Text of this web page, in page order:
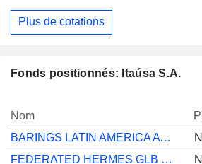
Plus de cotations
Fonds positionnés: Itaúsa S.A.
Nom
BARINGS LATIN AMERICA A USD INC
FEDERATED HERMES GLB EM EQ F USD ACC